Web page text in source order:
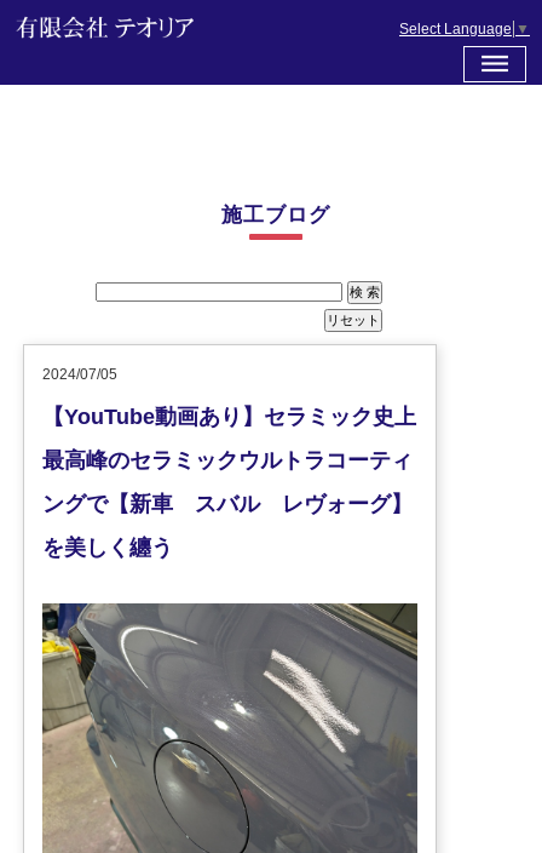
Select Language ▼
施工ブログ
2024/07/05
【YouTube動画あり】セラミック史上
最高峰のセラミックウルトラコーティ
ングで【新車 スバル レヴォーグ】
を美しく纏う